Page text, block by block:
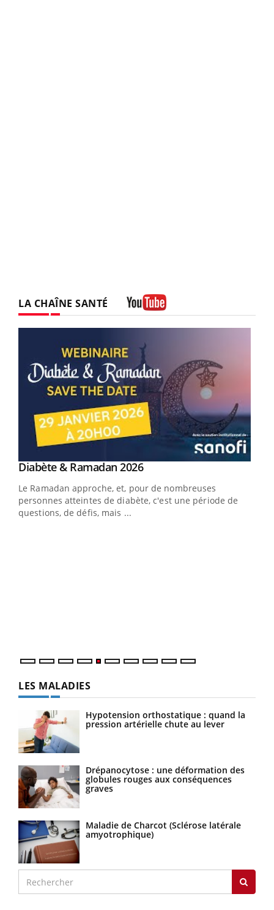
LA CHAÎNE SANTÉ
Youtube
Diabète & Ramadan 2026Youtube
Le Ramadan approche, et, pour de nombreuses
personnes atteintes de diabète, c'est une période de
questions, de défis, mais ...
LES MALADIES
Hypotension orthostatique : quand la
pression artérielle chute au lever
Drépanocytose : une déformation des
globules rouges aux conséquences
graves
Maladie de Charcot (Sclérose latérale
amyotrophique)